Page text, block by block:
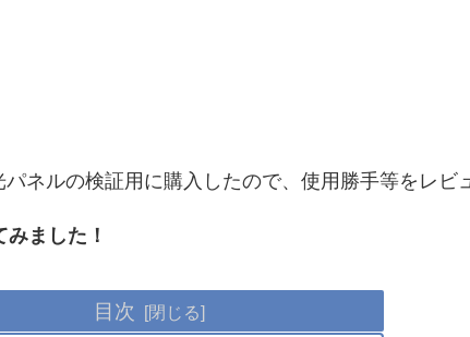
ネルの検証用に購入したので、使用勝手等をレビ
ました！
目次